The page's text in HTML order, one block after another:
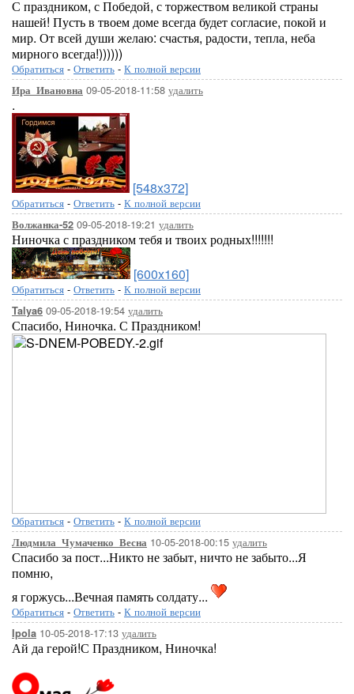
С праздником, с Победой, с торжеством великой страны
нашей! Пусть в твоем доме всегда будет согласие, покой и
мир. От всей души желаю: счастья, радости, тепла, неба
мирного всегда!))))))
Обратиться - Ответить - К полной версии
Ира_Ивановна 09-05-2018-11:58 удалить
.
[548x372]
Обратиться - Ответить - К полной версии
Волжанка-52 09-05-2018-19:21 удалить
Ниночка с праздником тебя и твоих родных!!!!!!!
[600x160]
Обратиться - Ответить - К полной версии
Talya6 09-05-2018-19:54 удалить
Спасибо, Ниночка. С Праздником!
Обратиться - Ответить - К полной версии
Людмила_Чумаченко_Весна 10-05-2018-00:15 удалить
Спасибо за пост...Никто не забыт, ничто не забыто...Я
помню,
я горжусь...Вечная память солдату...
Обратиться - Ответить - К полной версии
Ipola 10-05-2018-17:13 удалить
Ай да герой!С Праздником, Ниночка!